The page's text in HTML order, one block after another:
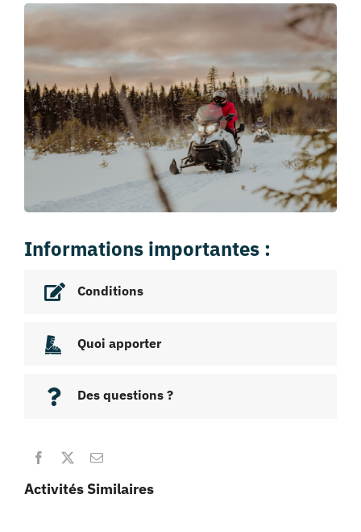
Informations importantes :
Conditions
Quoi apporter
Des questions ?
Activités Similaires